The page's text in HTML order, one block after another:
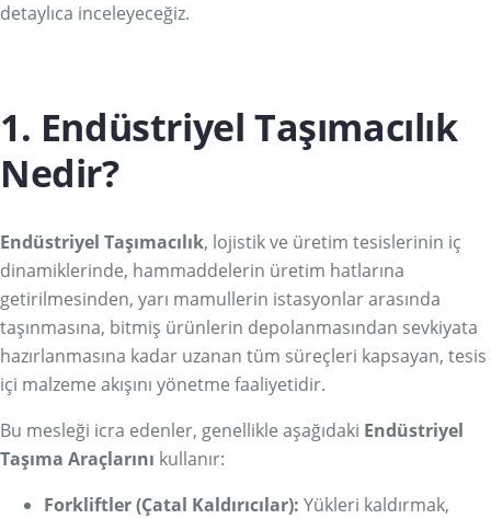
detaylıca inceleyeceğiz.
1. Endüstriyel Taşımacılık
Nedir?
Endüstriyel Taşımacılık, lojistik ve üretim tesislerinin iç
dinamiklerinde, hammaddelerin üretim hatlarına
getirilmesinden, yarı mamullerin istasyonlar arasında
taşınmasına, bitmiş ürünlerin depolanmasından sevkiyata
hazırlanmasına kadar uzanan tüm süreçleri kapsayan, tesis
içi malzeme akışını yönetme faaliyetidir.
Bu mesleği icra edenler, genellikle aşağıdaki Endüstriyel
Taşıma Araçlarını kullanır:
Forkliftler (Çatal Kaldırıcılar): Yükleri kaldırmak,